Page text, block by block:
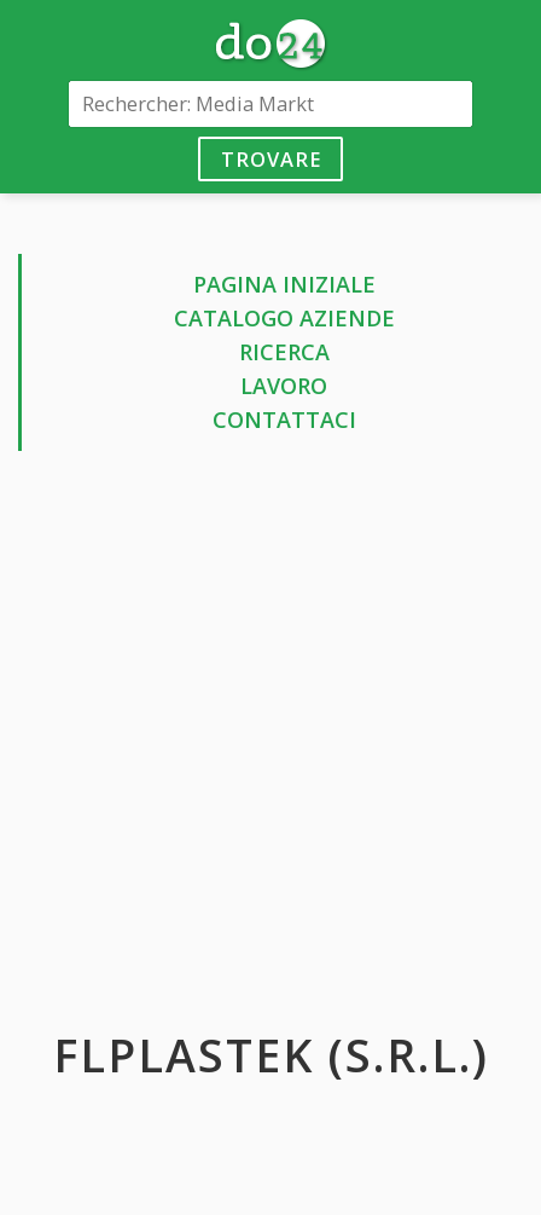
TROVARE
PAGINA INIZIALE
CATALOGO AZIENDE
RICERCA
LAVORO
CONTATTACI
FLPLASTEK (S.R.L.)